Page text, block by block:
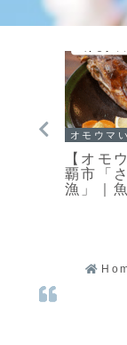
オモウマ
【オモ
覇市「
漁」｜